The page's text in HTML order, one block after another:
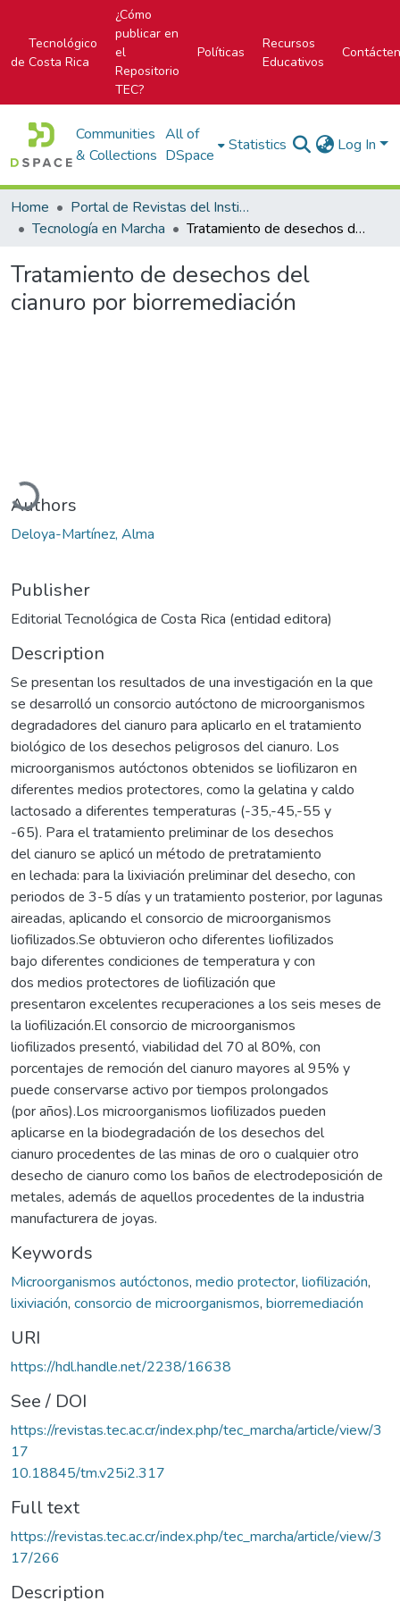
Tecnológico
de Costa Rica
¿Cómo
publicar en
el
Repositorio
TEC?
Políticas
Recursos
Educativos
Communities
& Collections
All of
DSpace
Statistics Log In
Home
Portal de Revistas del Instituto Tecnológico de Costa Rica
Tecnología en Marcha
Tratamiento de desechos del cianuro por biorremediación
Tratamiento de desechos del
cianuro por biorremediación
Loading...
Authors
Deloya-Martínez, Alma
Publisher
Editorial Tecnológica de Costa Rica (entidad editora)
Description
Se presentan los resultados de una investigación en la que
se desarrolló un consorcio autóctono de microorganismos
degradadores del cianuro para aplicarlo en el tratamiento
biológico de los desechos peligrosos del cianuro. Los
microorganismos autóctonos obtenidos se liofilizaron en
diferentes medios protectores, como la gelatina y caldo
lactosado a diferentes temperaturas (-35,-45,-55 y
-65). Para el tratamiento preliminar de los desechos
del cianuro se aplicó un método de pretratamiento
en lechada: para la lixiviación preliminar del desecho, con
periodos de 3-5 días y un tratamiento posterior, por lagunas
aireadas, aplicando el consorcio de microorganismos
liofilizados.Se obtuvieron ocho diferentes liofilizados
bajo diferentes condiciones de temperatura y con
dos medios protectores de liofilización que
presentaron excelentes recuperaciones a los seis meses de
la liofilización.El consorcio de microorganismos
liofilizados presentó, viabilidad del 70 al 80%, con
porcentajes de remoción del cianuro mayores al 95% y
puede conservarse activo por tiempos prolongados
(por años).Los microorganismos liofilizados pueden
aplicarse en la biodegradación de los desechos del
cianuro procedentes de las minas de oro o cualquier otro
desecho de cianuro como los baños de electrodeposición de
metales, además de aquellos procedentes de la industria
manufacturera de joyas.
Keywords
Microorganismos autóctonos, medio protector, liofilización,
lixiviación, consorcio de microorganismos, biorremediación
URI
https://hdl.handle.net/2238/16638
See / DOI
https://revistas.tec.ac.cr/index.php/tec_marcha/article/view/3
17
10.18845/tm.v25i2.317
Full text
https://revistas.tec.ac.cr/index.php/tec_marcha/article/view/3
17/266
Description